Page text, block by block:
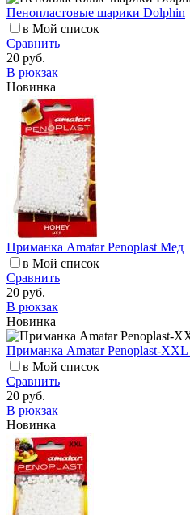
Пенопластовые шарики Dolphin
в Мой список
Сравнить
20 руб.
В рюкзак
Новинка
Приманка Amatar Penoplast Мед
в Мой список
Сравнить
20 руб.
В рюкзак
Новинка
Приманка Amatar Penoplast-
в Мой список
Сравнить
20 руб.
В рюкзак
Новинка